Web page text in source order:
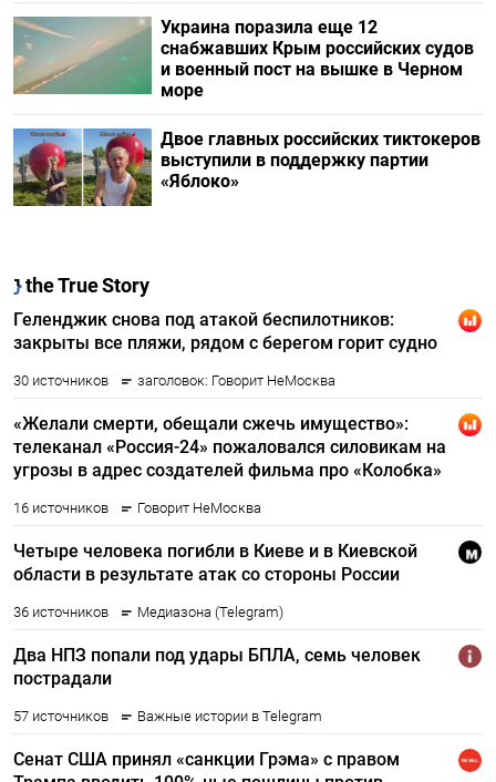
Украина поразила еще 12
снабжавших Крым российских судов
и военный пост на вышке в Черном
море
Двое главных российских тиктокеров
выступили в поддержку партии
«Яблоко»